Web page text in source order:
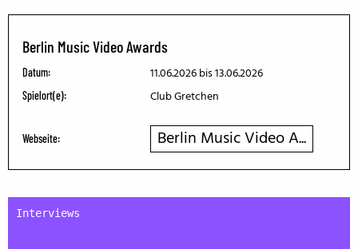
Berlin Music Video Awards
Datum: 11.06.2026bis 13.06.2026
Spielort(e): Club Gretchen
Webseite: Berlin Music Video A...
Interviews